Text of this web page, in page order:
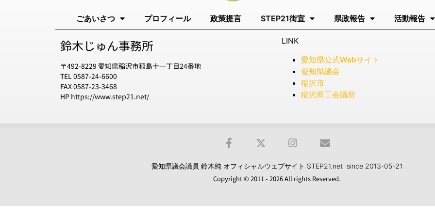
ごあいさつ プロフィール 政策提言 STEP21街宣 県政報告 活動報告
鈴木じゅん事務所
〒492-8229 愛知県稲沢市稲島十一丁目24番地
TEL 0587-24-6600
FAX 0587-23-3468
HP https://www.step21.net/
LINK
愛知県公式Webサイト
愛知県議会
稲沢市
稲沢商工会議所
愛知県議会議員 鈴木純 オフィシャルウェブサイト STEP21.net since 2013-05-21
Copyright © 2011 - 2026 All rights Reserved.